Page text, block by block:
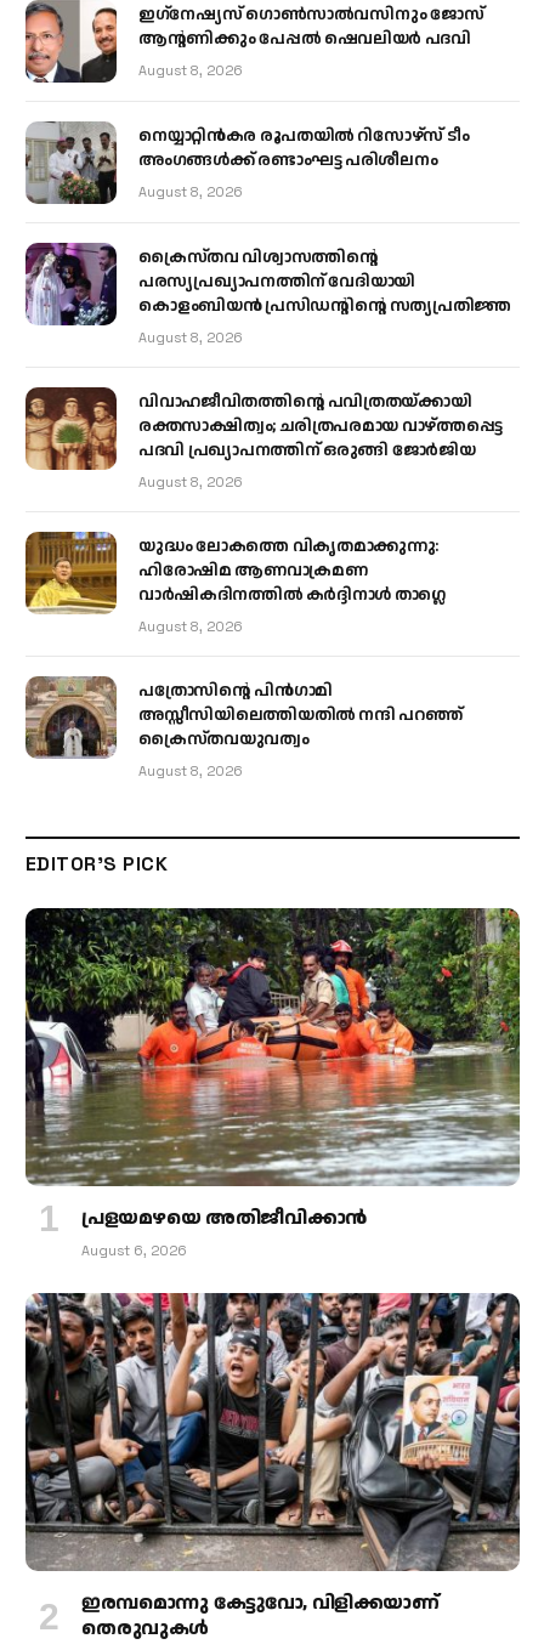
ഇഗ്‌നേഷ്യസ് ഗൊൺസാൽവസിനും ജോസ്
ആന്റണിക്കും പേപ്പൽ ഷെവലിയർ പദവി
August 8, 2026
നെയ്യാറ്റിൻകര രൂപതയിൽ റിസോഴ്സ് ടീം
അംഗങ്ങൾക്ക് രണ്ടാംഘട്ട പരിശീലനം
August 8, 2026
ക്രൈസ്തവ വിശ്വാസത്തിന്റെ
പരസ്യപ്രഖ്യാപനത്തിന് വേദിയായി
കൊളംബിയൻ പ്രസിഡന്റിന്റെ സത്യപ്രതിജ്ഞ
August 8, 2026
വിവാഹജീവിതത്തിന്റെ പവിത്രതയ്ക്കായി
രക്തസാക്ഷിത്വം; ചരിത്രപരമായ വാഴ്ത്തപ്പെട്ട
പദവി പ്രഖ്യാപനത്തിന് ഒരുങ്ങി ജോര്‍ജിയ
August 8, 2026
യുദ്ധം ലോകത്തെ വികൃതമാക്കുന്നു:
ഹിരോഷിമ ആണവാക്രമണ
വാർഷികദിനത്തിൽ കർദ്ദിനാൾ താഗ്ലെ
August 8, 2026
പത്രോസിന്റെ പിൻഗാമി
അസ്സീസിയിലെത്തിയതിൽ നന്ദി പറഞ്ഞ്
ക്രൈസ്തവയുവത്വം
August 8, 2026
EDITOR'S PICK
പ്രളയമഴയെ അതിജീവിക്കാന്‍
August 6, 2026
ഇരമ്പമൊന്നു കേട്ടുവോ, വിളിക്കയാണ്
തെരുവുകള്‍